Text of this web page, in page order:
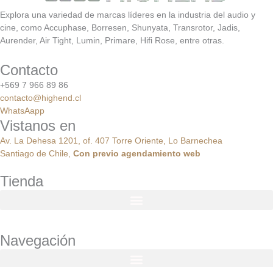
Explora una variedad de marcas líderes en la industria del audio y
cine, como Accuphase, Borresen, Shunyata, Transrotor, Jadis,
Aurender, Air Tight, Lumin, Primare, Hifi Rose, entre otras.
Contacto
+569 7 966 89 86
contacto@highend.cl
WhatsAapp
Vistanos en
Av. La Dehesa 1201, of. 407 Torre Oriente, Lo Barnechea
Santiago de Chile, Con previo agendamiento web
Tienda
Navegación